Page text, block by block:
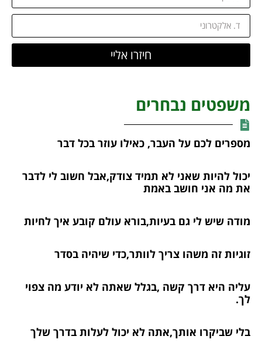
חיזרו אליי
משפטים נבחרים
מספרים לכם על העבר, כאילו עוזר בכל דבר
יכול להיות שאני לא תמיד צודק,אבל חשוב לי לדבר
את מה אני חושב באמת
מודה שיש לי גם בעיות,בורא עולם קובע איך לחיות
זוגיות זה משהו צריך לוותר,כדי שיהיה בסדר
עליה היא דרך קשה ,בגלל שאתה לא יודע מה צפוי
לך.
בלי שביקרו אותך,אתה לא יכול לעלות בדרך שלך